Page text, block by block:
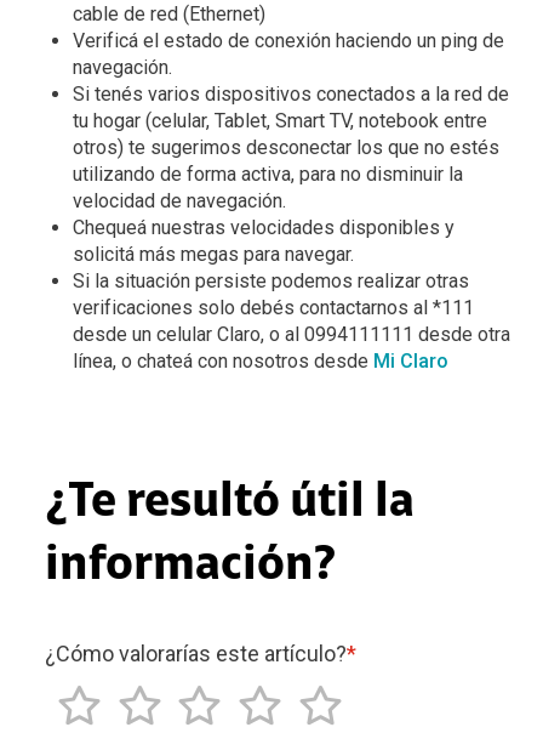
cable de red (Ethernet)
Verificá el estado de conexión haciendo un ping de
navegación.
Si tenés varios dispositivos conectados a la red de
tu hogar (celular, Tablet, Smart TV, notebook entre
otros) te sugerimos desconectar los que no estés
utilizando de forma activa, para no disminuir la
velocidad de navegación.
Chequeá nuestras velocidades disponibles y
solicitá más megas para navegar.
Si la situación persiste podemos realizar otras
verificaciones solo debés contactarnos al *111
desde un celular Claro, o al 0994111111 desde otra
línea, o chateá con nosotros desde Mi Claro
¿Te resultó útil la
información?
¿Cómo valorarías este artículo?*